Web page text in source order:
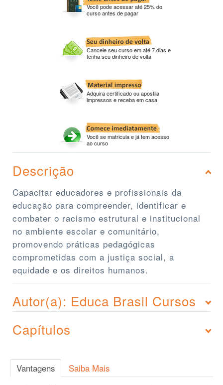
Você pode acessar até 25% do
curso antes de pagar
Cancele seu curso em até 7 dias e
tenha seu dinheiro de volta
Adquira certificado ou apostila
impressos e receba em casa
Você se matricula e já tem acesso
ao curso
Descrição
Capacitar educadores e profissionais da
educação para compreender, identificar e
combater o racismo estrutural e institucional
no ambiente escolar e comunitário,
promovendo práticas pedagógicas
comprometidas com a justiça social, a
equidade e os direitos humanos.
Autor(a): Educa Brasil Cursos
Capítulos
Vantagens Saiba Mais